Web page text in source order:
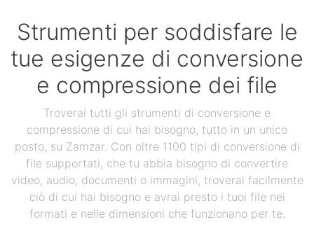
Strumenti per soddisfare le
tue esigenze di conversione
e compressione dei file
Troverai tutti gli strumenti di conversione e
compressione di cui hai bisogno, tutto in un unico
posto, su Zamzar. Con oltre 1100 tipi di conversione di
file supportati, che tu abbia bisogno di convertire
video, audio, documenti o immagini, troverai facilmente
ciò di cui hai bisogno e avrai presto i tuoi file nei
formati e nelle dimensioni che funzionano per te.